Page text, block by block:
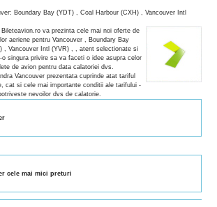
Boundary Bay (YDT) , Coal Harbour (CXH) , Vancouver Intl
va prezinta cele mai noi oferte de
aeriene pentru Vancouver , Boundary Bay
, Vancouver Intl (YVR) , , atent selectionate si
singura privire sa va faceti o idee asupra celor
de avion pentru data calatoriei dvs.
Vancouver prezentata cuprinde atat tariful
cat si cele mai importante conditii ale tarifului -
nevoilor dvs de calatorie.
cele mai mici preturi